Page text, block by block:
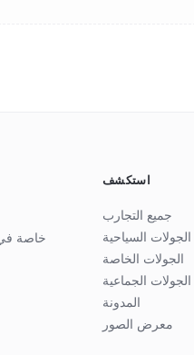
استكشف
جميع التجارب
الجولات السياحية
الجولات الخاصة
الجولات الجماعية
المدونة
معرض الصور